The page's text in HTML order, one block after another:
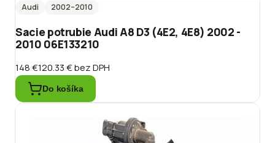
Audi
2002–2010
Sacie potrubie Audi A8 D3 (4E2, 4E8) 2002 -
2010 06E133210
148 €120.33 €bez DPH
Do košíka